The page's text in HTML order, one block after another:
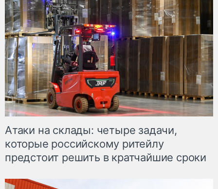
Атаки на склады: четыре задачи,
которые российскому ритейлу
предстоит решить в кратчайшие сроки